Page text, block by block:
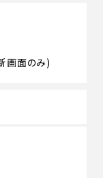
画面のみ)